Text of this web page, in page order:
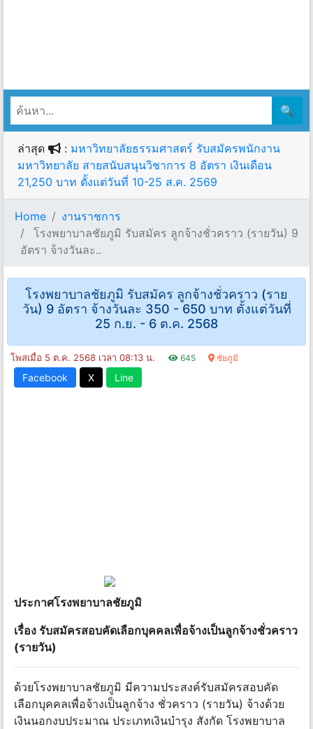
🔍
ล่าสุด : มหาวิทยาลัยธรรมศาสตร์ รับสมัครพนักงาน
มหาวิทยาลัย สายสนับสนุนวิชาการ 8 อัตรา เงินเดือน
21,250 บาท ตั้งแต่วันที่ 10-25 ส.ค. 2569
Home
งานราชการ
โรงพยาบาลชัยภูมิ รับสมัคร ลูกจ้างชั่วคราว (รายวัน) 9
อัตรา จ้างวันละ..
โรงพยาบาลชัยภูมิ รับสมัคร ลูกจ้างชั่วคราว (ราย
วัน) 9 อัตรา จ้างวันละ 350 - 650 บาท ตั้งแต่วันที่
25 ก.ย. - 6 ต.ค. 2568
โพสเมื่อ 5 ต.ค. 2568 เวลา 08:13 น. 645 ชัยภูมิ
Facebook X Line
ประกาศโรงพยาบาลชัยภูมิ
เรื่อง รับสมัครสอบคัดเลือกบุคคลเพื่อจ้างเป็นลูกจ้างชั่วคราว
(รายวัน)
ด้วยโรงพยาบาลชัยภูมิ มีความประสงค์รับสมัครสอบคัด
เลือกบุคคลเพื่อจ้างเป็นลูกจ้าง ชั่วคราว (รายวัน) จ้างด้วย
เงินนอกงบประมาณ ประเภทเงินบํารุง สังกัด โรงพยาบาล